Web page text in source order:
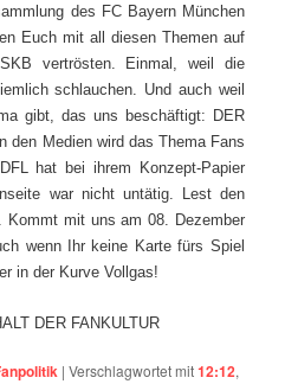
des FC Bayern München
Euch mit all diesen Themen auf
vertrösten. Einmal, weil die
schlauchen. Und auch weil
gibt, das uns beschäftigt: DER
den Medien wird das Thema Fans
hat bei ihrem Konzept-Papier
war nicht untätig. Lest den
Kommt mit uns am 08. Dezember
wenn Ihr keine Karte fürs Spiel
in der Kurve Vollgas!
DER FANKULTUR
|Verschlagwortet mit12:12,